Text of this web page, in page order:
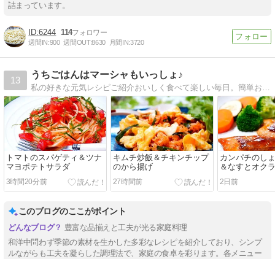
詰まっています。
6244 114
週間IN:900 週間OUT:8630 月間IN:3720
13
うちごはんはマーシャもいっしょ♪
私の好きな元気レシピご紹介おいしく食べて楽しい毎日。簡単おかず＆ラクラク献立。
トマトのスパゲティ＆ツナ
マヨポテトサラダ
3時間20分前
キムチ炒飯＆チキンチップ
のから揚げ
27時間前
カンパチのし
＆なすとオク
2日前
このブログのここがポイント
豊富な品揃えと工夫が光る家庭料理
和洋中問わず季節の素材を生かした多彩なレシピを紹介しており、シンプ
ルながらも工夫を凝らした調理法で、家庭の食卓を彩ります。各メニュー